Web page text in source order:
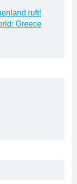
ruft!
Greece